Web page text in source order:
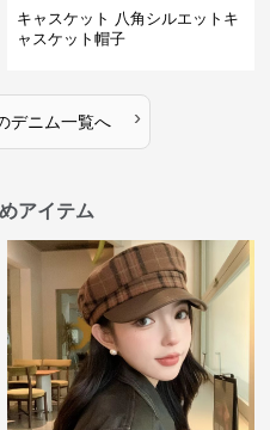
キャスケット 八角シルエットキ
ャスケット帽子
デニム一覧へ ›
アイテム